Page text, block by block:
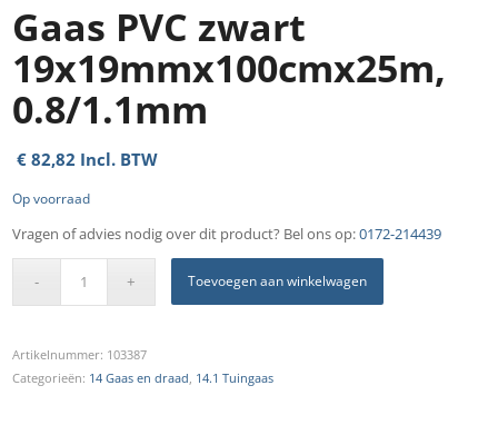
Gaas PVC zwart
19x19mmx100cmx25m,
0.8/1.1mm
€ 82,82 Incl. BTW
Op voorraad
Vragen of advies nodig over dit product? Bel ons op:0172-214439
Toevoegen aan winkelwagen
Artikelnummer: 103387
Categorieën: 14 Gaas en draad 14.1 Tuingaas